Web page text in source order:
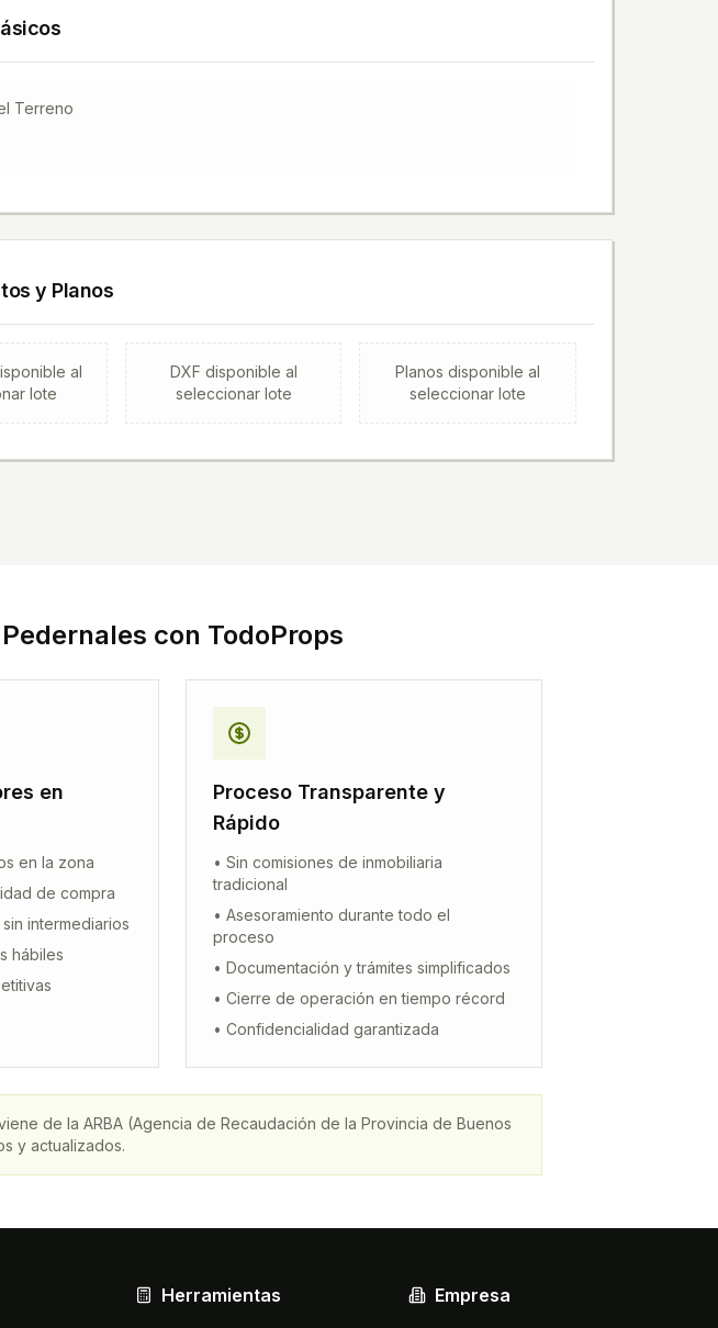
Terreno
y Planos
al
lote
DXF disponible al
seleccionar lote
Planos disponible al
seleccionar lote
Pedernales con TodoProps
en
en la zona
de compra
intermediarios
hábiles
Proceso Transparente y
Rápido
• Sin comisiones de inmobiliaria
tradicional
• Asesoramiento durante todo el
proceso
• Documentación y trámites simplificados
• Cierre de operación en tiempo récord
• Confidencialidad garantizada
de la ARBA (Agencia de Recaudación de la Provincia de Buenos
y actualizados.
Herramientas Empresa